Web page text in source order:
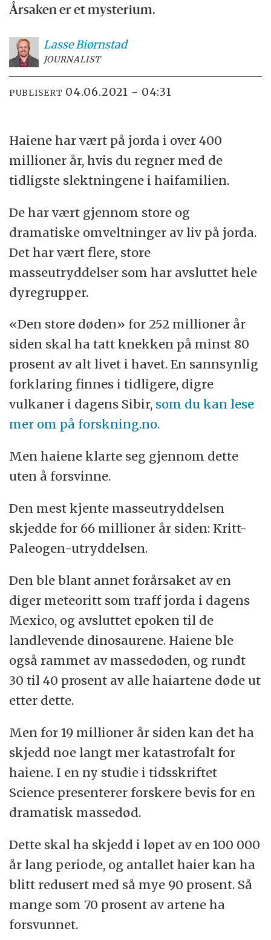
Årsaken er et mysterium.
LasseBiørnstad
JOURNALIST
PUBLISERT 04.06.2021 - 04:31
Haiene har vært på jorda i over 400
millioner år, hvis du regner med de
tidligste slektningene i haifamilien.
De har vært gjennom store og
dramatiske omveltninger av liv på jorda.
Det har vært flere, store
masseutryddelser som har avsluttet hele
dyregrupper.
«Den store døden» for 252 millioner år
siden skal ha tatt knekken på minst 80
prosent av alt livet i havet. En sannsynlig
forklaring finnes i tidligere, digre
vulkaner i dagens Sibir, som du kan lese
mer om på forskning.no.
Men haiene klarte seg gjennom dette
uten å forsvinne.
Den mest kjente masseutryddelsen
skjedde for 66 millioner år siden: Kritt-
Paleogen-utryddelsen.
Den ble blant annet forårsaket av en
diger meteoritt som traff jorda i dagens
Mexico, og avsluttet epoken til de
landlevende dinosaurene. Haiene ble
også rammet av massedøden, og rundt
30 til 40 prosent av alle haiartene døde ut
etter dette.
Men for 19 millioner år siden kan det ha
skjedd noe langt mer katastrofalt for
haiene. I en ny studie i tidsskriftet
Science presenterer forskere bevis for en
dramatisk massedød.
Dette skal ha skjedd i løpet av en 100 000
år lang periode, og antallet haier kan ha
blitt redusert med så mye 90 prosent. Så
mange som 70 prosent av artene ha
forsvunnet.